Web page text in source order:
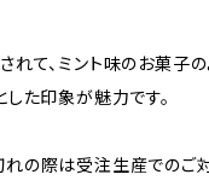
れて、ミント味のお菓子
した印象が魅力です。
の際は受注生産でのご対